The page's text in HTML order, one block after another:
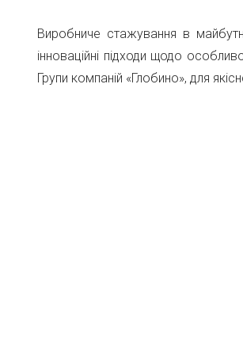
Виробниче стажування в
інноваційні підходи щодо
Групи компаній «Глобино», для